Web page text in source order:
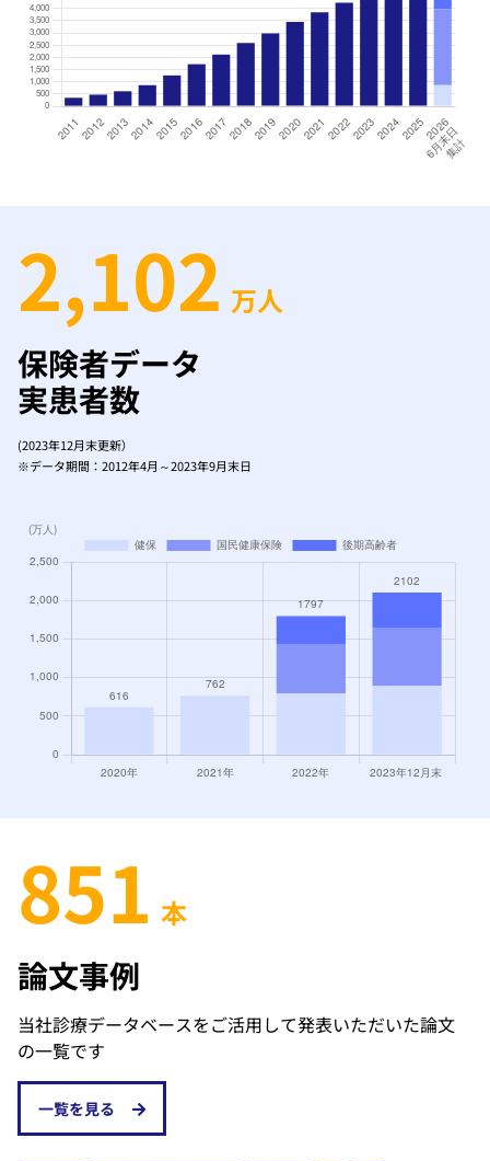
2,102 万人
保険者データ
実患者数
(2023年12月末更新）
※データ期間：2012年4月～2023年9月末日
851 本
論文事例
当社診療データベースをご活用して発表いただいた論文
の一覧です
一覧を見る